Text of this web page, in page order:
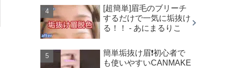
[超簡単]眉毛のブリーチ
するだけで一気に垢抜け
る！！ - あにまるりこ
簡単垢抜け眉❗️初心者で
も使いやすいCANMAKE